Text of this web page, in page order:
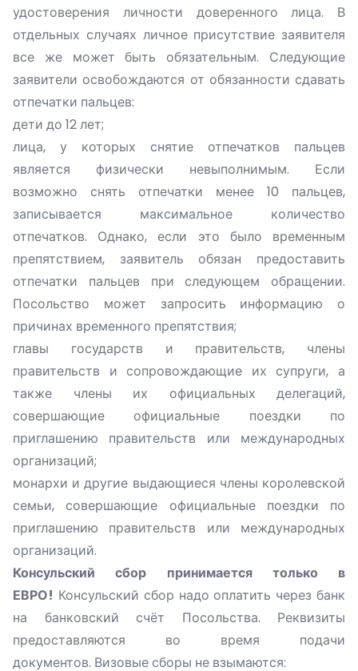
удостоверения личности доверенного лица. В
отдельных случаях личное присутствие заявителя
все же может быть обязательным. Следующие
заявители освобождаются от обязанности сдавать
отпечатки пальцев:
дети до 12 лет;
лица, у которых снятие отпечатков пальцев
является физически невыполнимым. Если
возможно снять отпечатки менее 10 пальцев,
записывается максимальное количество
отпечатков. Однако, если это было временным
препятствием, заявитель обязан предоставить
отпечатки пальцев при следующем обращении.
Посольство может запросить информацию о
причинах временного препятствия;
главы государств и правительств, члены
правительств и сопровождающие их супруги, а
также члены их официальных делегаций,
совершающие официальные поездки по
приглашению правительств или международных
организаций;
монархи и другие выдающиеся члены королевской
семьи, совершающие официальные поездки по
приглашению правительств или международных
организаций.
Консульский сбор принимается только в
ЕВРО! Консульский сбор надо оплатить через банк
на банковский счёт Посольства. Реквизиты
предоставляются во время подачи
документов. Визовые сборы не взымаются: